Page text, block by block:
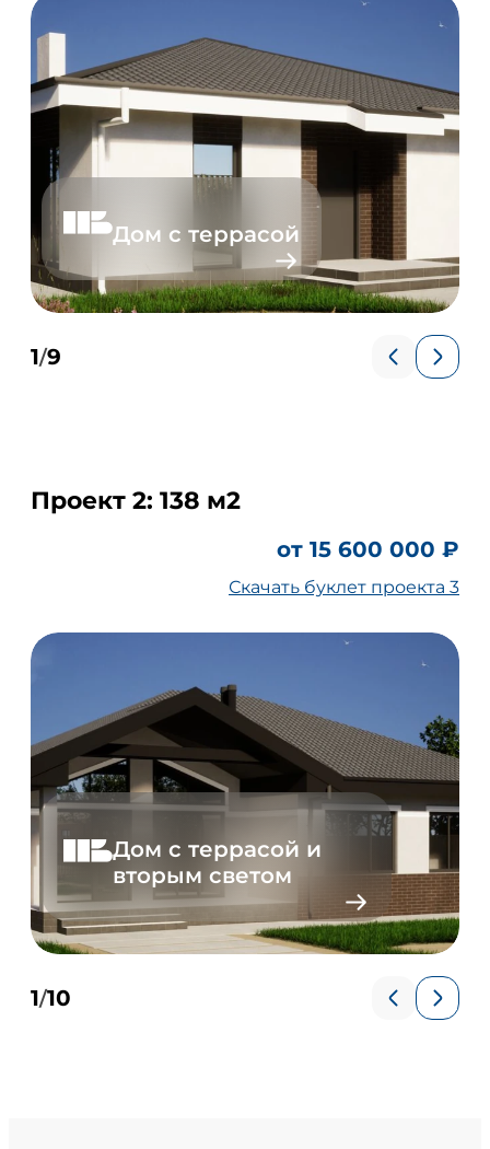
Дом с террасой
1/9
Проект 2: 138 м2
от 15 600 000 ₽
Скачать буклет проекта 3
Дом с террасой и
вторым светом
1/10